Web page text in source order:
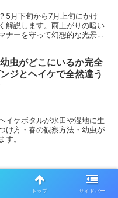
5月下旬から7月上旬にかけ
解説します。雨上がりの暗い
ナーを守って幻想的な光景を
虫がどこにいるか完全
ジとヘイケで全然違う
イケボタルが水田や湿地に生
け方・春の観察方法・幼虫が
す。
トップ サイドバー